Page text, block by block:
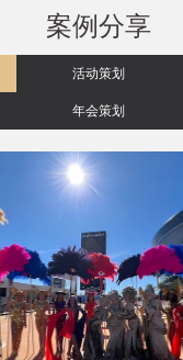
案例分享
活动策划
年会策划